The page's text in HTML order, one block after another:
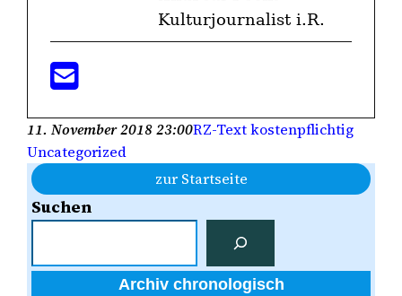
Kulturjournalist i.R.
11. November 2018 23:00RZ-Text kostenpflichtig
Uncategorized
zur Startseite
Suchen
Archiv chronologisch